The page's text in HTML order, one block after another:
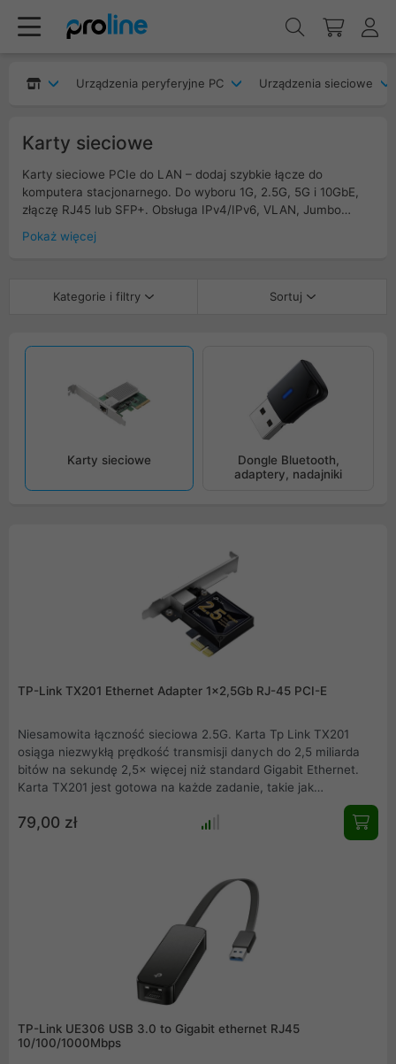
Urządzenia peryferyjne PC Urządzenia sieciowe
Karty sieciowe
Karty sieciowe PCIe do LAN – dodaj szybkie łącze do
komputera stacjonarnego. Do wyboru 1G, 2.5G, 5G i 10GbE,
złączę RJ45 lub SFP+. Obsługa IPv4/IPv6, VLAN, Jumbo
Sterowniki dla Windows i Linux, profile pełne i low-profile w
do NAS, gier online i pracy z dużymi plikami. Wybierz kartę
Pokaż więcej
Kategorie i filtry Sortuj
Karty sieciowe
Dongle Bluetooth,
adaptery, nadajniki
TP-Link TX201 Ethernet Adapter 1x2,5Gb RJ-45 PCI-E
Niesamowita łączność sieciowa 2.5G. Karta Tp Link TX201
osiąga niezwykłą prędkość transmisji danych do 2,5 miliarda
bitów na sekundę 2,5× więcej niż standard Gigabit Ethernet.
Karta TX201 jest gotowa na każde zadanie, takie jak
wymagający przepustowości lokalny transfer danych, lub
dostęp do internetu.
79,00 zł
TP-Link UE306 USB 3.0 to Gigabit ethernet RJ45
10/100/1000Mbps